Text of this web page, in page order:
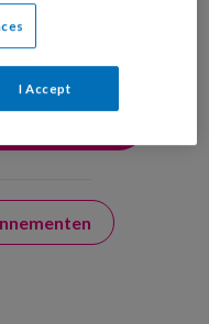
privacy statement
I Accept